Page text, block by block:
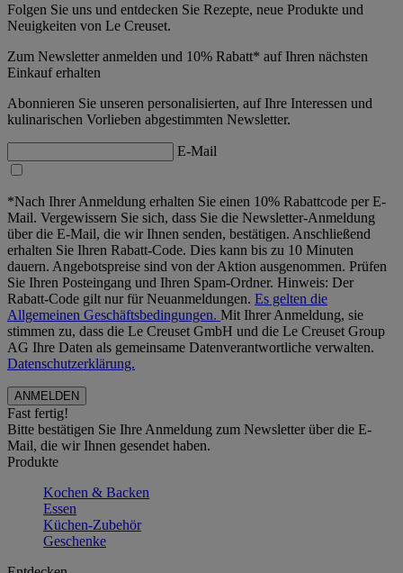
Folgen Sie uns und entdecken Sie Rezepte, neue Produkte und
Neuigkeiten von Le Creuset.
Zum Newsletter anmelden und 10% Rabatt* auf Ihren nächsten
Einkauf erhalten
Abonnieren Sie unseren personalisierten, auf Ihre Interessen und
kulinarischen Vorlieben abgestimmten Newsletter.
E-Mail
*Nach Ihrer Anmeldung erhalten Sie einen 10% Rabattcode per E-
Mail. Vergewissern Sie sich, dass Sie die Newsletter-Anmeldung
über die E-Mail, die wir Ihnen senden, bestätigen. Anschließend
erhalten Sie Ihren Rabatt-Code. Dies kann bis zu 10 Minuten
dauern. Angebotspreise sind von der Aktion ausgenommen. Prüfen
Sie Ihren Posteingang und Ihren Spam-Ordner. Hinweis: Der
Rabatt-Code gilt nur für Neuanmeldungen. Es gelten die
Allgemeinen Geschäftsbedingungen. Mit Ihrer Anmeldung, sie
stimmen zu, dass die Le Creuset GmbH und die Le Creuset Group
AG Ihre Daten als gemeinsame Datenverantwortliche verwalten.
Datenschutzerklärung.
Fast fertig!
Bitte bestätigen Sie Ihre Anmeldung zum Newsletter über die E-
Mail, die wir Ihnen gesendet haben.
Produkte
Kochen & Backen
Essen
Küchen-Zubehör
Geschenke